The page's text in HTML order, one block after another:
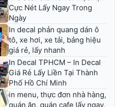
Cực Nét Lấy Ngay Trong
Ngày
In decal phản quang dán ô
tô, xe hơi, xe tải, bảng hiệu
giá rẻ, lấy nhanh
In Decal TPHCM – In Decal
Giá Rẻ Lấy Liền Tại Thành
Phố Hồ Chí Minh
in menu, thực đơn nhà hàng,
quán ăn, quán cafe lấy ngay,